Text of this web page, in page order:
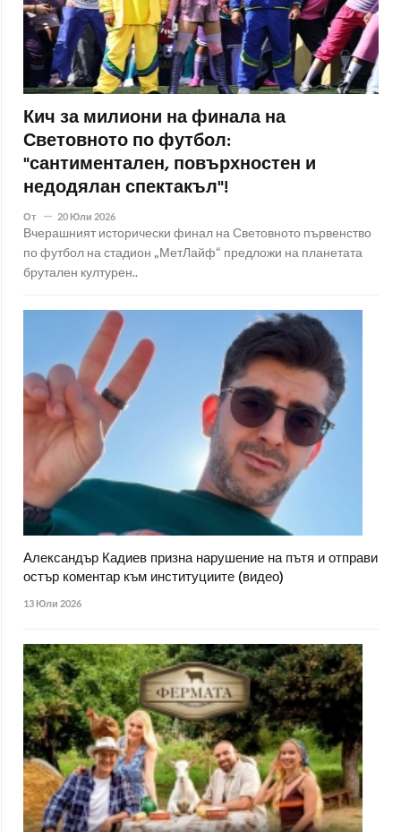
Кич за милиони на финала на
Световното по футбол:
"сантиментален, повърхностен и
недодялан спектакъл"!
От 20 Юли 2026
Вчерашният исторически финал на Световното първенство
по футбол на стадион „МетЛайф“ предложи на планетата
брутален културен..
Александър Кадиев призна нарушение на пътя и отправи
остър коментар към институциите (видео)
13 Юли 2026